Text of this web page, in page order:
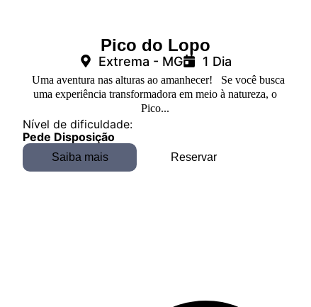
Pico do Lopo
Extrema - MG 1 Dia
Uma aventura nas alturas ao amanhecer! Se você busca
uma experiência transformadora em meio à natureza, o
Pico...
Nível de dificuldade:
Pede Disposição
Saiba mais Reservar